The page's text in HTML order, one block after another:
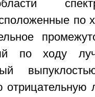
по
по ходу
отрицательную